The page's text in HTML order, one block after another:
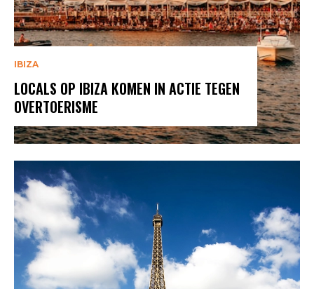
IBIZA
LOCALS OP IBIZA KOMEN IN ACTIE TEGEN
OVERTOERISME